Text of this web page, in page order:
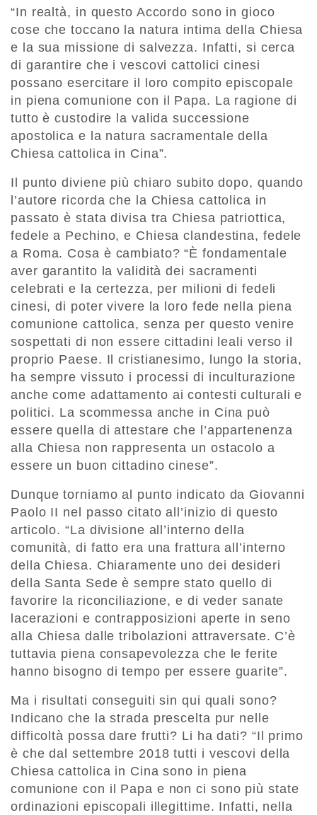
“In realtà, in questo Accordo sono in gioco
cose che toccano la natura intima della Chiesa
e la sua missione di salvezza. Infatti, si cerca
di garantire che i vescovi cattolici cinesi
possano esercitare il loro compito episcopale
in piena comunione con il Papa. La ragione di
tutto è custodire la valida successione
apostolica e la natura sacramentale della
Chiesa cattolica in Cina”.
Il punto diviene più chiaro subito dopo, quando
l’autore ricorda che la Chiesa cattolica in
passato è stata divisa tra Chiesa patriottica,
fedele a Pechino, e Chiesa clandestina, fedele
a Roma. Cosa è cambiato? “È fondamentale
aver garantito la validità dei sacramenti
celebrati e la certezza, per milioni di fedeli
cinesi, di poter vivere la loro fede nella piena
comunione cattolica, senza per questo venire
sospettati di non essere cittadini leali verso il
proprio Paese. Il cristianesimo, lungo la storia,
ha sempre vissuto i processi di inculturazione
anche come adattamento ai contesti culturali e
politici. La scommessa anche in Cina può
essere quella di attestare che l’appartenenza
alla Chiesa non rappresenta un ostacolo a
essere un buon cittadino cinese”.
Dunque torniamo al punto indicato da Giovanni
Paolo II nel passo citato all’inizio di questo
articolo. “La divisione all’interno della
comunità, di fatto era una frattura all’interno
della Chiesa. Chiaramente uno dei desideri
della Santa Sede è sempre stato quello di
favorire la riconciliazione, e di veder sanate
lacerazioni e contrapposizioni aperte in seno
alla Chiesa dalle tribolazioni attraversate. C’è
tuttavia piena consapevolezza che le ferite
hanno bisogno di tempo per essere guarite”.
Ma i risultati conseguiti sin qui quali sono?
Indicano che la strada prescelta pur nelle
difficoltà possa dare frutti? Li ha dati? “Il primo
è che dal settembre 2018 tutti i vescovi della
Chiesa cattolica in Cina sono in piena
comunione con il Papa e non ci sono più state
ordinazioni episcopali illegittime. Infatti, nella